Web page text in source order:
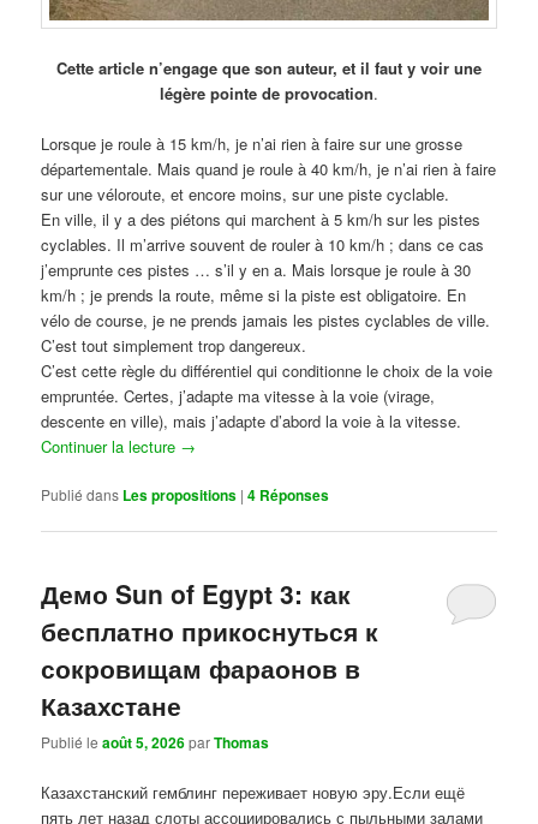
Cette article n’engage que son auteur, et il faut y voir une
légère pointe de provocation.
Lorsque je roule à 15 km/h, je n’ai rien à faire sur une grosse
départementale. Mais quand je roule à 40 km/h, je n’ai rien à faire
sur une véloroute, et encore moins, sur une piste cyclable.
En ville, il y a des piétons qui marchent à 5 km/h sur les pistes
cyclables. Il m’arrive souvent de rouler à 10 km/h ; dans ce cas
j’emprunte ces pistes … s’il y en a. Mais lorsque je roule à 30
km/h ; je prends la route, même si la piste est obligatoire. En
vélo de course, je ne prends jamais les pistes cyclables de ville.
C’est tout simplement trop dangereux.
C’est cette règle du différentiel qui conditionne le choix de la voie
empruntée. Certes, j’adapte ma vitesse à la voie (virage,
descente en ville), mais j’adapte d’abord la voie à la vitesse.
Continuer la lecture →
Publié dans Les propositions |4 Réponses
Демо Sun of Egypt 3: как
бесплатно прикоснуться к
сокровищам фараонов в
Казахстане
Publié leaoût 5, 2026parThomas
Казахстанский гемблинг переживает новую эру.Если ещё
пять лет назад слоты ассоциировались с пыльными залами